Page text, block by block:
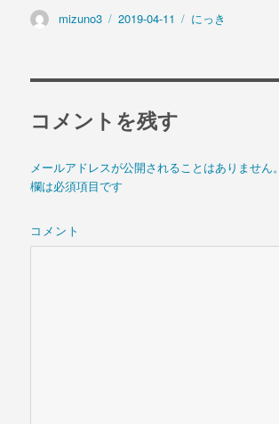
投
mizuno3
投
2019-04-11
カ
リ
にっき
コメントを残す
メールアドレスが公開されることはありません。
欄は必須項目です
コメント